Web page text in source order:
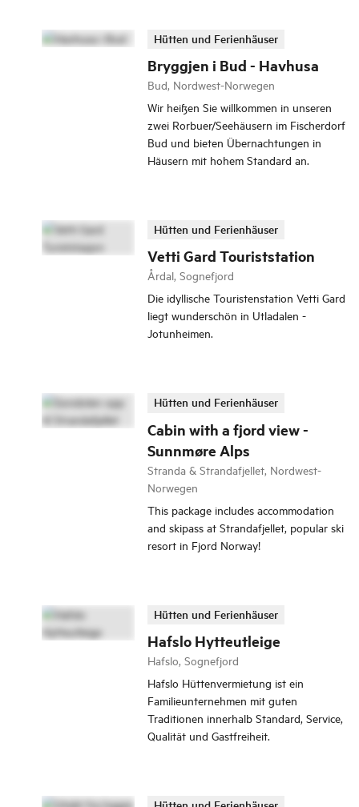
Bryggjen i Bud - Havhusa
Hütten und Ferienhäuser
Bud, Nordwest-Norwegen
Wir heißen Sie willkommen in unseren
zwei Rorbuer/Seehäusern im Fischerdorf
Bud und bieten Übernachtungen in
Häusern mit hohem Standard an.
Vetti Gard Touriststation
Hütten und Ferienhäuser
Årdal, Sognefjord
Die idyllische Touristenstation Vetti Gard
liegt wunderschön in Utladalen -
Jotunheimen.
Cabin with a fjord view -
Sunnmøre Alps
Hütten und Ferienhäuser
Stranda & Strandafjellet, Nordwest-
Norwegen
This package includes accommodation
and skipass at Strandafjellet, popular ski
resort in Fjord Norway!
Hafslo Hytteutleige
Hütten und Ferienhäuser
Hafslo, Sognefjord
Hafslo Hüttenvermietung ist ein
Familieunternehmen mit guten
Traditionen innerhalb Standard, Service,
Qualität und Gastfreiheit.